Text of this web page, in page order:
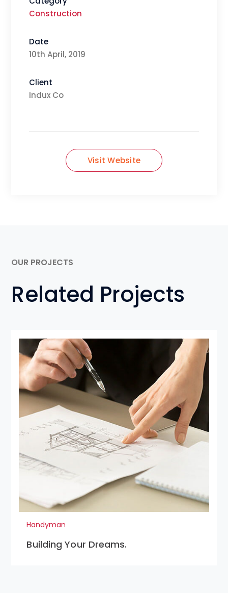
Construction
Date
10th April, 2019
Client
Indux Co
Visit Website
OUR PROJECTS
Related Projects
Handyman
Building Your Dreams.